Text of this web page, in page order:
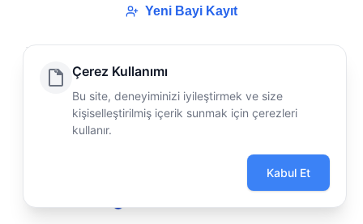
Yeni Bayi Kayıt
©Tüm hakları saklıdır. 2025 Horoz Elektrik
Elektrik
Çerez Kullanımı
Bu site, deneyiminizi iyileştirmek ve size
kişiselleştirilmiş içerik sunmak için çerezleri
kullanır.
Kabul Et